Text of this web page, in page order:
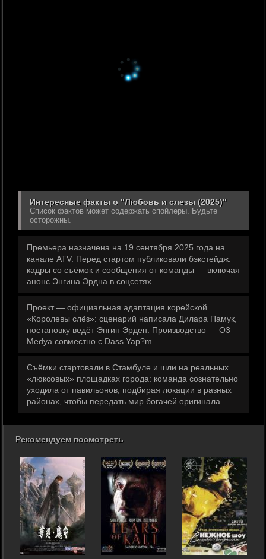
Интересные факты о "Любовь и слезы (2025)"
Список фактов может содержать спойлеры. Будьте
осторожны.
Премьера назначена на 19 сентября 2025 года на
канале ATV. Перед стартом публиковали бэкстейдж:
кадры со съёмок и сообщения от команды — включая
анонс Энгина Эрдна в соцсетях.
Проект — официальная адаптация корейской
«Королевы слёз»: сценарий написала Дилара Памук,
постановку ведёт Энгин Эрден. Производство — O3
Medya совместно с Dass Yap?m.
Съёмки стартовали в Стамбуле и шли на реальных
«люксовых» площадках города: команда сознательно
уходила от павильонов, подбирая локации в разных
районах, чтобы передать мир богачей оригинала.
Рекомендуем посмотреть